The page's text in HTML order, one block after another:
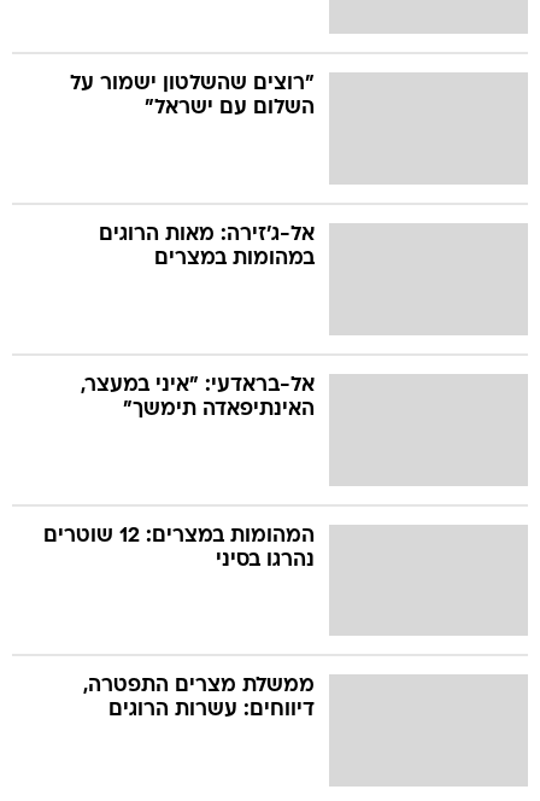
"רוצים שהשלטון ישמור על
השלום עם ישראל"
אל-ג'זירה: מאות הרוגים
במהומות במצרים
אל-בראדעי: "איני במעצר,
האינתיפאדה תימשך"
המהומות במצרים: 12 שוטרים
נהרגו בסיני
ממשלת מצרים התפטרה,
דיווחים: עשרות הרוגים